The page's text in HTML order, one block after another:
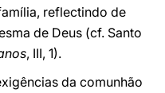
reflectindo de
de Deus (cf. Santo
, III, 1).
da comunhão